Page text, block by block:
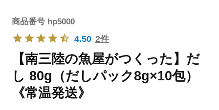
商品番号 hp5000
4.50 2件
【南三陸の魚屋がつくった】だ
し 80g（だしパック8g×10包）
《常温発送》